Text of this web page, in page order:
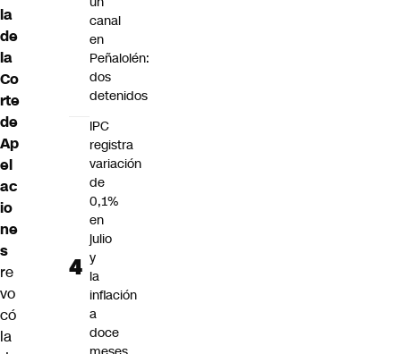
la
de
la
Co
rte
de
Ap
el
ac
io
ne
s
re
vo
có
la
canal
en
Peñalolén:
dos
detenidos
IPC
registra
variación
de
0,1%
en
julio
y
la
inflación
a
doce